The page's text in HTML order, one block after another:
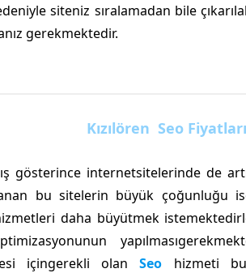
siteniz sıralamadan bile
gerekmektedir.
Kızılören Seo Fiyatları
gösterince internetsitelerinde de
bu sitelerin büyük çoğunluğu
daha büyütmek
içingerekli olanSeo hizmeti